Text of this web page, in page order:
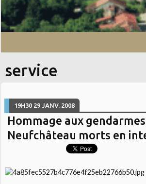
service
19H30 29 JANV. 2008
Hommage aux
Neufchâteau morts en